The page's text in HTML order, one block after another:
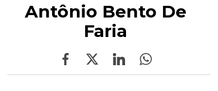
Antônio Bento De
Faria